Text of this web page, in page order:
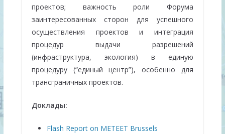
проектов; важность роли Форума
заинтересованных сторон для успешного
осуществления проектов и интеграция
процедур выдачи разрешений
(инфраструктура, экология) в единую
процедуру (“единый центр”), особенно для
трансграничных проектов.
Доклады:
Flash Report on METEET Brussels